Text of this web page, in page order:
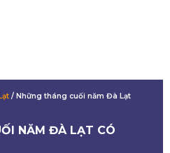
/ Những tháng cuối năm Đà Lạt
NĂM ĐÀ LẠT CÓ